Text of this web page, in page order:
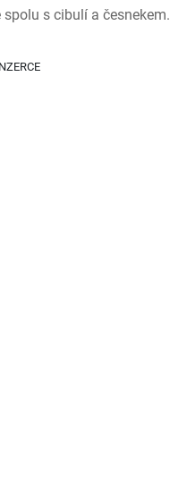
s cibulí a česnekem.